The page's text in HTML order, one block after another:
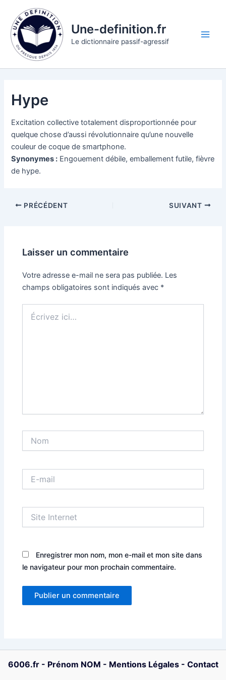
contenu
Une-definition.fr
Le dictionnaire passif-agressif
Hype
Excitation collective totalement disproportionnée pour
quelque chose d’aussi révolutionnaire qu’une nouvelle
couleur de coque de smartphone.
Synonymes : Engouement débile, emballement futile, fièvre
de hype.
PRÉCÉDENT SUIVANT
Laisser un commentaire
Votre adresse e-mail ne sera pas publiée. Les
champs obligatoires sont indiqués avec *
ici…
mail
Internet
Enregistrer mon nom, mon e-mail et mon site dans
le navigateur pour mon prochain commentaire.
6006.fr- Prénom NOM - Mentions Légales- Contact